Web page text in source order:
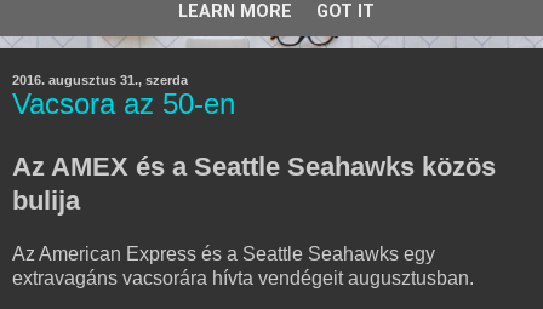
2016. augusztus 31., szerda
Vacsora az 50-en
Az AMEX és a Seattle Seahawks közös
bulija
Az American Express és a Seattle Seahawks egy
extravagáns vacsorára hívta vendégeit augusztusban.
LEARN MORE GOT IT